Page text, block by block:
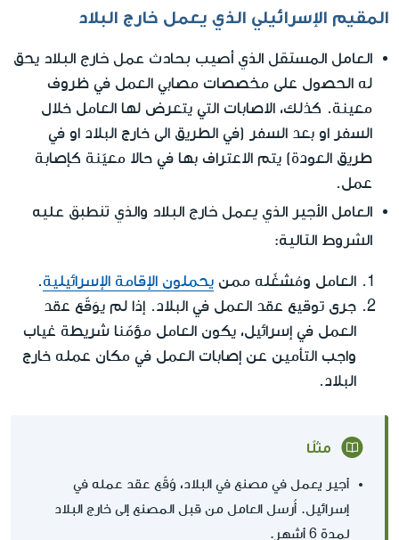
المقيم الإسرائيلي الذي يعمل خارج البلاد
العامل المستقل الذي أصيب بحادث عمل خارج البلاد يحق
له الحصول على مخصصات مصابي العمل في ظروف
معينة. كذلك، الاصابات التي يتعرض لها العامل خلال
السفر او بعد السفر (في الطريق الى خارج البلاد او في
طريق العودة) يتم الاعتراف بها في حالا معيّنة كإصابة
عمل.
العامل الأجير الذي يعمل خارج البلاد والذي تنطبق عليه
الشروط التالية:
العامل ومُشغّله ممن يحملون الإقامة الإسرائيلية.
جرى توقيع عقد العمل في البلاد. إذا لم يوَقّع عقد
العمل في إسرائيل، يكون العامل مؤمّنا شريطة غياب
واجب التأمين عن إصابات العمل في مكان عمله خارج
البلاد.
مثلًا
أجير يعمل في مصنع في البلاد، وُقّع عقد عمله في
إسرائيل. أُرسل العامل من قبل المصنع إلى خارج البلاد
لمدة 6 أشهر.